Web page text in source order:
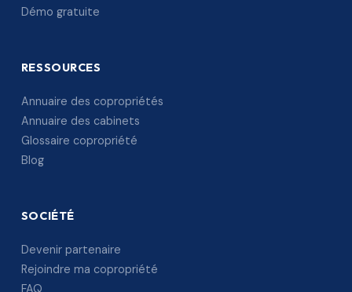
Démo gratuite
RESSOURCES
Annuaire des copropriétés
Annuaire des cabinets
Glossaire copropriété
Blog
SOCIÉTÉ
Devenir partenaire
Rejoindre ma copropriété
FAQ